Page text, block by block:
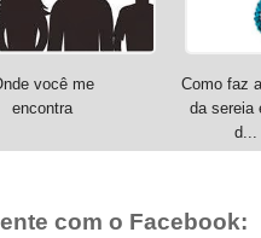
você me
encontra
Como faz
da sereia
d...
com o Facebook: